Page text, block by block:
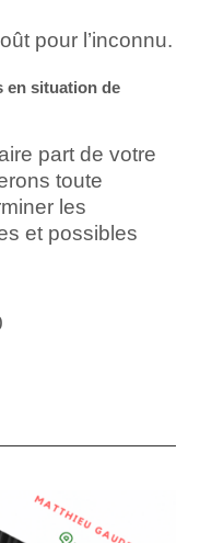
pour l’inconnu.
en situation de
part de votre
toute
les
et possibles